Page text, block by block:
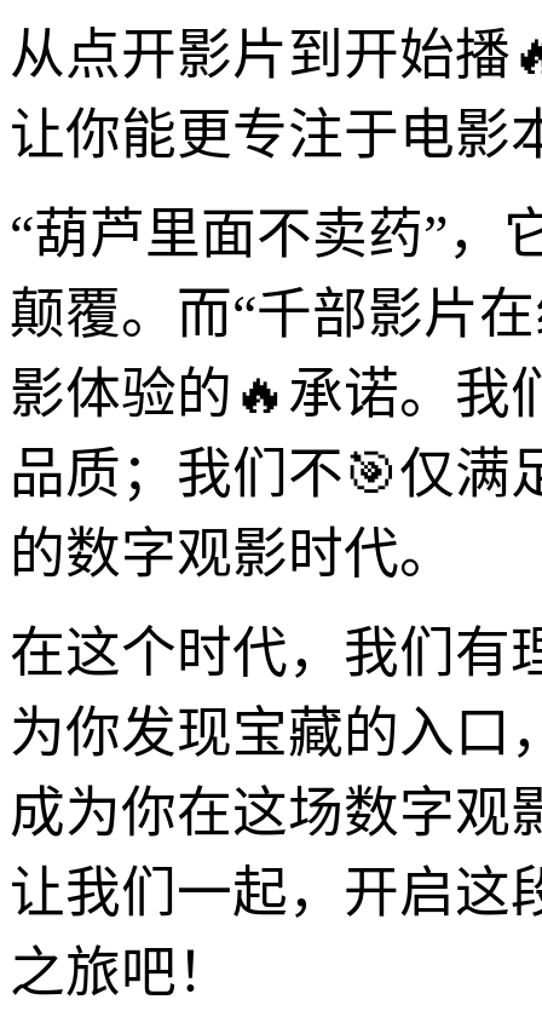
从点开影片到开始播
让你能更专注于电影
“葫芦里面不卖药”，
颠覆。而“千部影片
影体验的🔥承诺。我
品质；我们不🎯仅满
的数字观影时代。
在这个时代，我们有
为你发现宝藏的入口
成为你在这场数字观
让我们一起，开启这
之旅吧！